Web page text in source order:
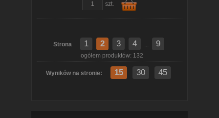
szt.
Do
Strona 1 2 3 4 ... 9
ogółem produktów: 132
Wyników na stronie: 15 30 45